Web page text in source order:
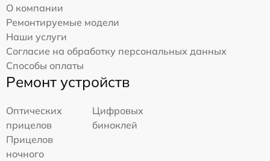
О компании
Ремонтируемые модели
Наши услуги
Согласие на обработку персональных данных
Способы оплаты
Ремонт устройств
Оптических
прицелов
Цифровых
биноклей
Прицелов
ночного